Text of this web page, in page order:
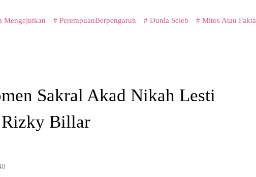
Mengejutkan # PerempuanBerpengaruh # Dunia Seleb # Mitos Atau Fakta
Sakral Akad Nikah Lesti
Billar